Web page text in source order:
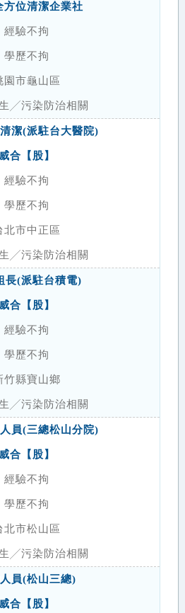
方位清潔企業社
經驗不拘
學歷不拘
園市龜山區
╱污染防治相關
潔(派駐台大醫院)
威合【股】
經驗不拘
學歷不拘
北市中正區
╱污染防治相關
長(派駐台積電)
威合【股】
經驗不拘
學歷不拘
竹縣寶山鄉
╱污染防治相關
員(三總松山分院)
威合【股】
經驗不拘
學歷不拘
北市松山區
╱污染防治相關
員(松山三總)
威合【股】